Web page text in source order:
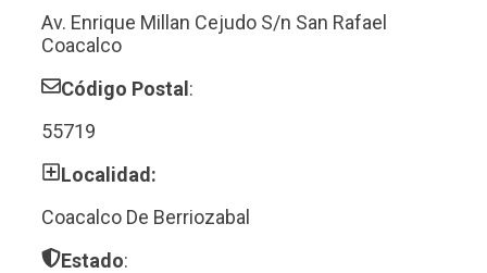
Av. Enrique Millan Cejudo S/n San Rafael
Coacalco
Código Postal:
55719
Localidad:
Coacalco De Berriozabal
Estado: